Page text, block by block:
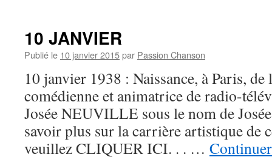
10 JANVIER
Publié le 10 janvier 2015par Passion Chanson
10 janvier 1938 : Naissance, à Paris, de
comédienne et animatrice de radio-
Josée NEUVILLE sous le nom de
savoir plus sur la carrière artistique de
veuillez CLIQUER ICI. . . …